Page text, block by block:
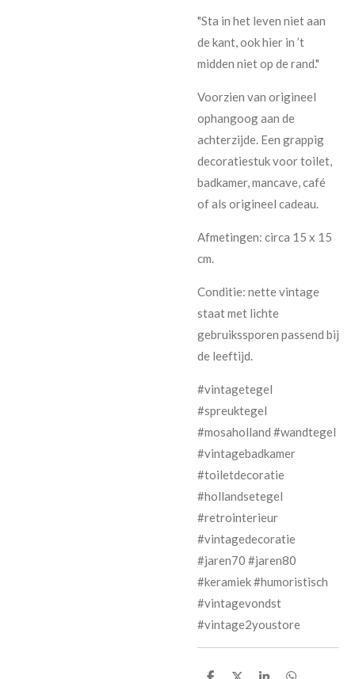
"Sta in het leven niet aan
de kant, ook hier in ’t
midden niet op de rand."
Voorzien van origineel
ophangoog aan de
achterzijde. Een grappig
decoratiestuk voor toilet,
badkamer, mancave, café
of als origineel cadeau.
Afmetingen: circa 15 x 15
cm.
Conditie: nette vintage
staat met lichte
gebruikssporen passend bij
de leeftijd.
#vintagetegel
#spreuktegel
#mosaholland #wandtegel
#vintagebadkamer
#toiletdecoratie
#hollandsetegel
#retrointerieur
#vintagedecoratie
#jaren70 #jaren80
#keramiek #humoristisch
#vintagevondst
#vintage2youstore